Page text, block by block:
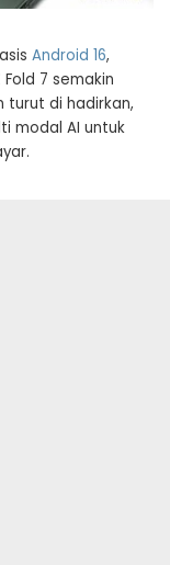
Android 16,
7 semakin
turut di hadirkan,
modal AI untuk